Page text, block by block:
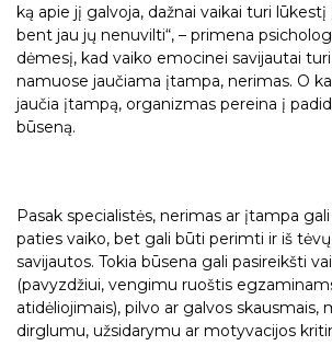
ką apie jį galvoja, dažnai vaikai turi
bent jau jų nenuvilti“, – primena
dėmesį, kad vaiko emocinei savijautai
namuose jaučiama įtampa, nerimas. O
jaučia įtampą, organizmas pereina į
būseną.
Pasak specialistės, nerimas ar įtampa
paties vaiko, bet gali būti perimti ir iš
savijautos. Tokia būsena gali pasireikšti
(pavyzdžiui, vengimu ruoštis
atidėliojimais), pilvo ar galvos skausmais,
dirglumu, užsidarymu ar motyvacijos